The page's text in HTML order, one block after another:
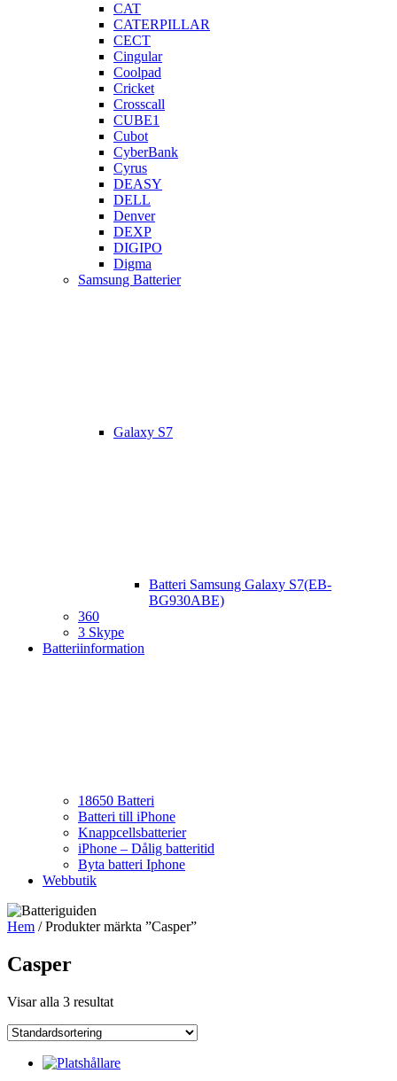
CAT
CATERPILLAR
CECT
Cingular
Coolpad
Cricket
Crosscall
CUBE1
Cubot
CyberBank
Cyrus
DEASY
DELL
Denver
DEXP
DIGIPO
Digma
Samsung Batterier
Galaxy S7
Batteri Samsung Galaxy S7(EB-
BG930ABE)
360
3 Skype
Batteriinformation
18650 Batteri
Batteri till iPhone
Knappcellsbatterier
iPhone – Dålig batteritid
Byta batteri Iphone
Webbutik
Hem / Produkter märkta ”Casper”
Casper
Visar alla 3 resultat